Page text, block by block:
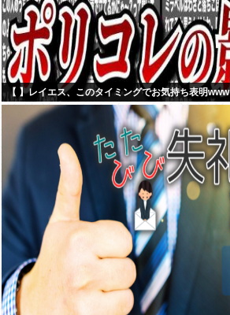
【 】レイエス、このタイミングでお気持ち表明www